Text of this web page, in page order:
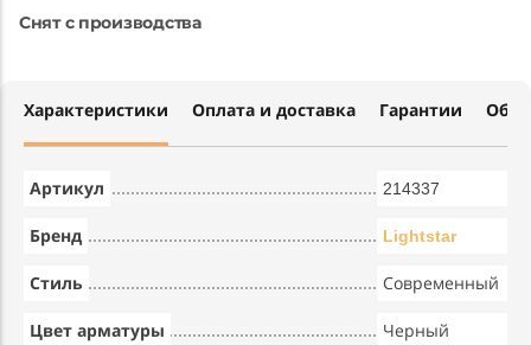
Снят с производства
Характеристики Оплата и доставка Гарантии
Артикул 214337
Бренд Lightstar
Стиль Современный
Цвет арматуры Черный